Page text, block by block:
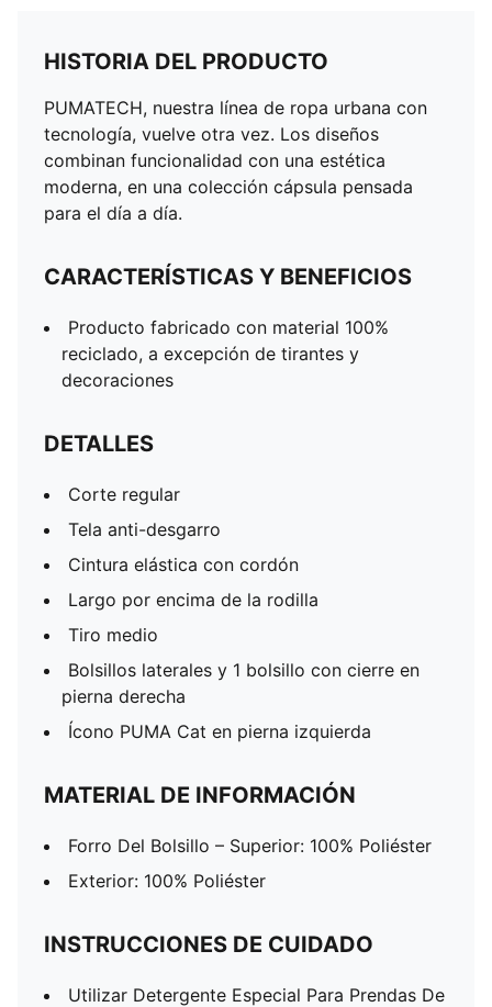
HISTORIA DEL PRODUCTO
PUMATECH, nuestra línea de ropa urbana con
tecnología, vuelve otra vez. Los diseños
combinan funcionalidad con una estética
moderna, en una colección cápsula pensada
para el día a día.
CARACTERÍSTICAS Y BENEFICIOS
Producto fabricado con material 100%
reciclado, a excepción de tirantes y
decoraciones
DETALLES
Corte regular
Tela anti-desgarro
Cintura elástica con cordón
Largo por encima de la rodilla
Tiro medio
Bolsillos laterales y 1 bolsillo con cierre en
pierna derecha
Ícono PUMA Cat en pierna izquierda
MATERIAL DE INFORMACIÓN
Forro Del Bolsillo – Superior: 100% Poliéster
Exterior: 100% Poliéster
INSTRUCCIONES DE CUIDADO
Utilizar Detergente Especial Para Prendas De